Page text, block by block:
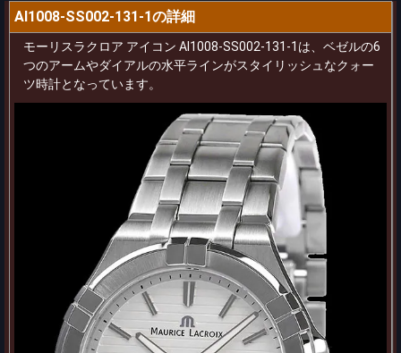
AI1008-SS002-131-1の詳細
モーリスラクロア アイコン AI1008-SS002-131-1は、ベゼルの6
つのアームやダイアルの水平ラインがスタイリッシュなクォー
ツ時計となっています。